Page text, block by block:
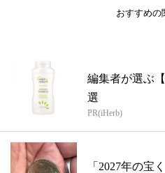
おすすめの
編集者が選ぶ
選
PR(iHerb)
「2027年の宝